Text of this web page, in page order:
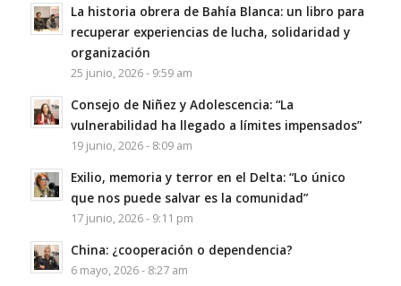
La historia obrera de Bahía Blanca: un libro para
recuperar experiencias de lucha, solidaridad y
organización
25 junio, 2026 - 9:59 am
Consejo de Niñez y Adolescencia: “La
vulnerabilidad ha llegado a límites impensados”
19 junio, 2026 - 8:09 am
Exilio, memoria y terror en el Delta: “Lo único
que nos puede salvar es la comunidad”
17 junio, 2026 - 9:11 pm
China: ¿cooperación o dependencia?
6 mayo, 2026 - 8:27 am